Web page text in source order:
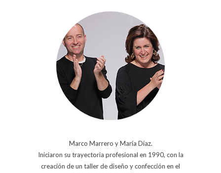
Marco Marrero y María Díaz.
Iniciaron su trayectoria profesional en 1990, con la
creación de un taller de diseño y confección en el